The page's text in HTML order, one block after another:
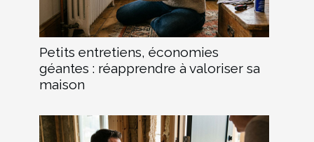
Petits entretiens, économies
géantes : réapprendre à valoriser sa
maison